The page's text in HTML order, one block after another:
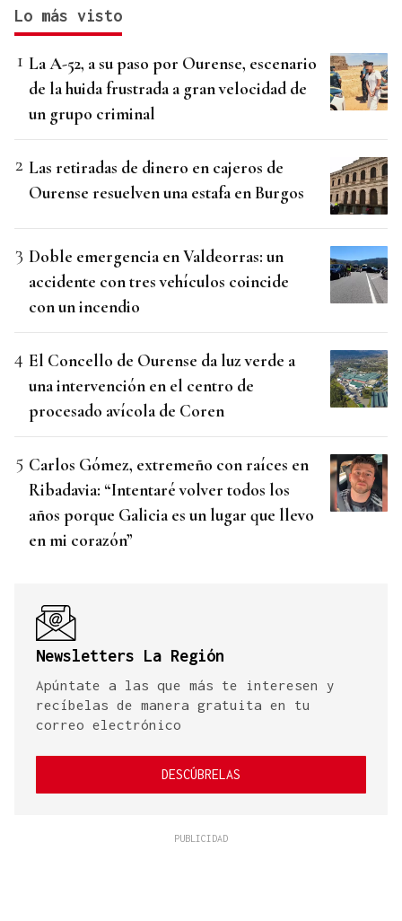
Lo más visto
La A-52, a su paso por Ourense, escenario
de la huida frustrada a gran velocidad de
un grupo criminal
Las retiradas de dinero en cajeros de
Ourense resuelven una estafa en Burgos
Doble emergencia en Valdeorras: un
accidente con tres vehículos coincide
con un incendio
El Concello de Ourense da luz verde a
una intervención en el centro de
procesado avícola de Coren
Carlos Gómez, extremeño con raíces en
Ribadavia: “Intentaré volver todos los
años porque Galicia es un lugar que llevo
en mi corazón”
Newsletters La Región
Apúntate a las que más te interesen y
recíbelas de manera gratuita en tu
correo electrónico
DESCÚBRELAS